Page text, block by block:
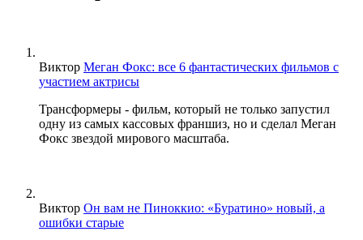
Виктор Меган Фокс: все 6 фантастических фильмов с
участием актрисы
Трансформеры - фильм, который не только запустил
одну из самых кассовых франшиз, но и сделал Меган
Фокс звездой мирового масштаба.
Виктор Он вам не Пиноккио: «Буратино» новый, а
ошибки старые